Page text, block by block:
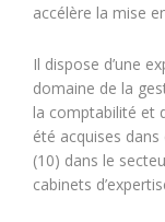
accélère la mise
Il dispose d’une
domaine de la
la comptabilité et
été acquises
(10) dans le
cabinets